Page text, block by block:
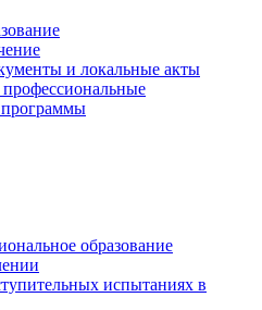
и локальные акты
программы
образование
испытаниях в